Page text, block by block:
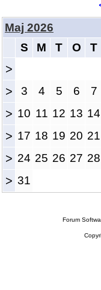
Maj 2026
S
M T O T
>
> 3 4 5 6 7
> 10 11 12 13 14
> 17 18 19 20 21
> 24 25 26 27 28
> 31
Forum